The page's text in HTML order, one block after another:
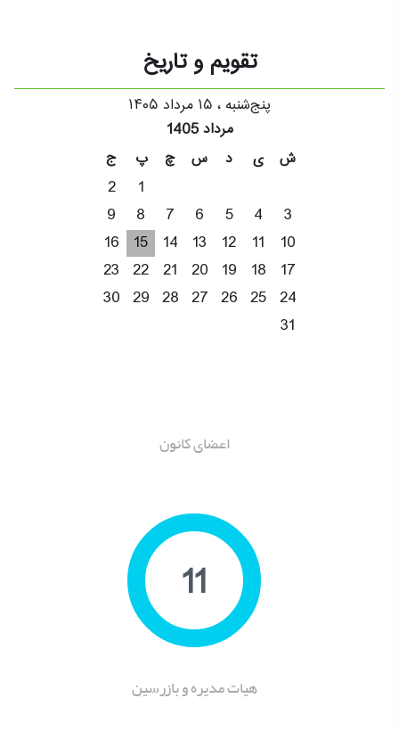
تقویم و تاریخ
پنج‌شنبه ، ۱۵ مرداد ۱۴۰۵
مرداد 1405
ج
پ چ س د ی
ش
2
1
9
8 7 6 5 4
3
16
15 14 13 12 11
10
23 22 21 20 19 18
17
30 29 28 27 26 25 24
31
اعضای کانون
11
هیات مدیره و بازرسین